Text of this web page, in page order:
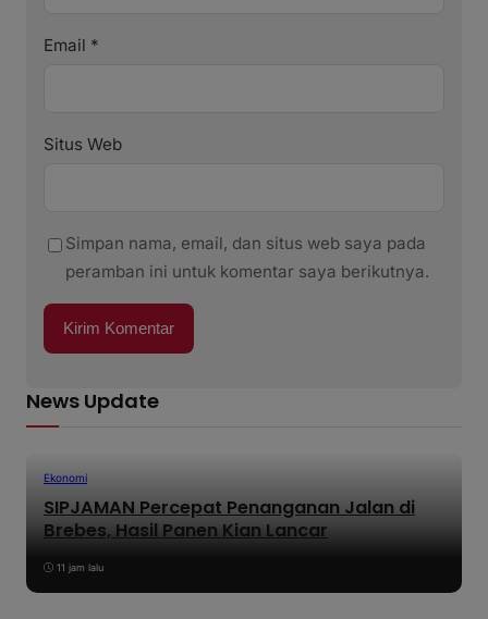
Email *
Situs Web
Simpan nama, email, dan situs web saya pada
peramban ini untuk komentar saya berikutnya.
News Update
Ekonomi
SIPJAMAN Percepat Penanganan Jalan di
Brebes, Hasil Panen Kian Lancar
11 jam lalu